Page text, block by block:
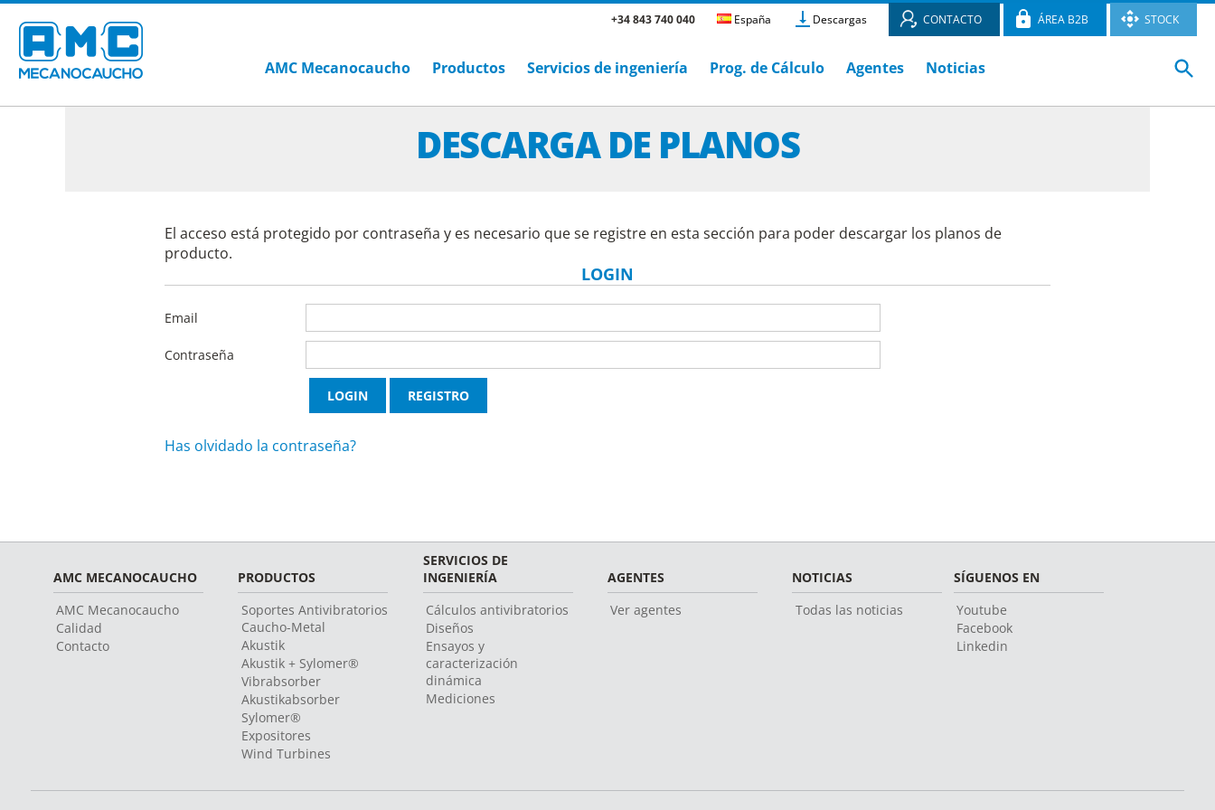
+34 843 740 040 España Descargas CONTACTO ÁREA B2B STOCK
AMC Mecanocaucho Productos Servicios de ingeniería Prog. de Cálculo Agentes Noticias
DESCARGA DE PLANOS
El acceso está protegido por contraseña y es necesario que se registre en esta sección para poder descargar los planos de
producto.
LOGIN
Email
Contraseña
Has olvidado la contraseña?
AMC MECANOCAUCHO
AMC Mecanocaucho
Calidad
Contacto
PRODUCTOS
Soportes Antivibratorios
Caucho-Metal
Akustik
Akustik + Sylomer®
Vibrabsorber
Akustikabsorber
Sylomer®
Expositores
Wind Turbines
SERVICIOS DE
INGENIERÍA
Cálculos antivibratorios
Diseños
Ensayos y
caracterización
dinámica
Mediciones
AGENTES
Ver agentes
NOTICIAS
Todas las noticias
SÍGUENOS EN
Youtube
Facebook
Linkedin